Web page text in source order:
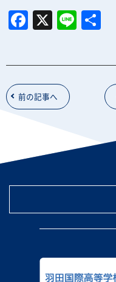
F
a
c
e
b
o
k
X Li
n
e
前の記事へ